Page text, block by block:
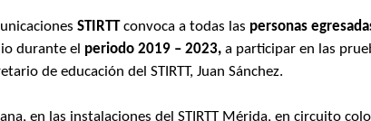
STIRTTconvoca a todas las personas
durante el periodo 2019 – 2023, a participar en las
de educación del STIRTT, Juan Sánchez.
en las instalaciones del STIRTT Mérida, en circuito